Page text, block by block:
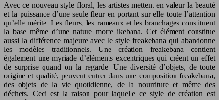
Avec ce nouveau style floral, les artistes mettent en valeur la beauté
et la puissance d’une seule fleur en portant sur elle toute l’attention
qu’elle mérite. Les fleurs, les rameaux et les branchages constituent
la base même d’une nature morte ikebana. Cet élément constitue
aussi la différence majeure avec le style freakebana qui abandonne
les modèles traditionnels. Une création freakebana contient
également une myriade d’éléments excentriques qui créent un effet
de surprise quand on la regarde. Une diversité d’objets, de toute
origine et qualité, peuvent entrer dans une composition freakebana,
des objets de la vie quotidienne, de la nourriture et même des
déchets. Ceci est la raison pour laquelle ce style de création est